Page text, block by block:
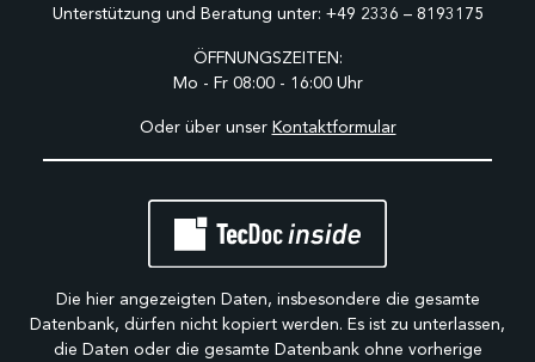
Unterstützung und Beratung unter: +49 2336 – 8193175
ÖFFNUNGSZEITEN:
Mo - Fr 08:00 - 16:00 Uhr
Oder über unser Kontaktformular
Die hier angezeigten Daten, insbesondere die gesamte
Datenbank, dürfen nicht kopiert werden. Es ist zu unterlassen,
die Daten oder die gesamte Datenbank ohne vorherige